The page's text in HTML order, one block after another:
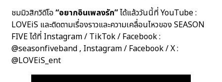
ชมมิวสิกวิดีโอ “อยากอินเพลงรัก”ได้แล้ววันนี้ที่ YouTube :
LOVEiS และติดตามเรื่องราวและความเคลื่อนไหวของ SEASON
FIVE ได้ที่ Instagram / TikTok / Facebook :
@seasonfiveband , Instagram / Facebook / X :
@LOVEiS_ent